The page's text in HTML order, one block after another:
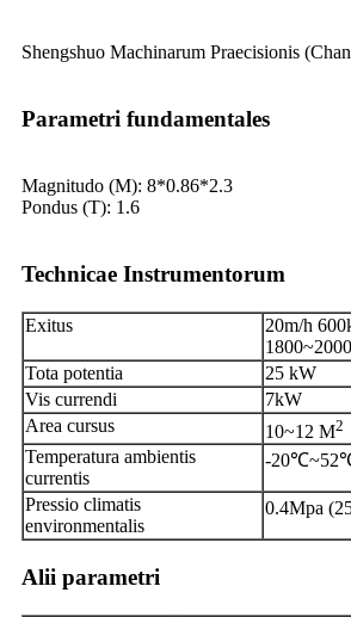
Shengshuo Machinarum Praecisionis
Parametri fundamentales
Magnitudo (M): 8*0.86*2.3
Pondus (T): 1.6
Technicae Instrumentorum
Exitus
20m/h
Tota potentia
25 kW
Vis currendi
7kW
Area cursus
10~12 M2
Temperatura ambientis
currentis
-
Pressio climatis
environmentalis
0.4Mpa
Alii parametri